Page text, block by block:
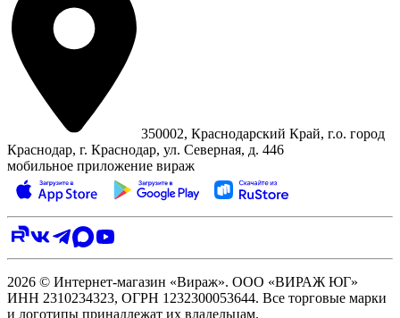
350002, Краснодарский Край, г.о. город
Краснодар, г. Краснодар, ул. Северная, д. 446
мобильное приложение вираж
2026 © Интернет-магазин «Вираж». ООО «ВИРАЖ ЮГ»
ИНН 2310234323, ОГРН 1232300053644. Все торговые марки
и логотипы принадлежат их владельцам.